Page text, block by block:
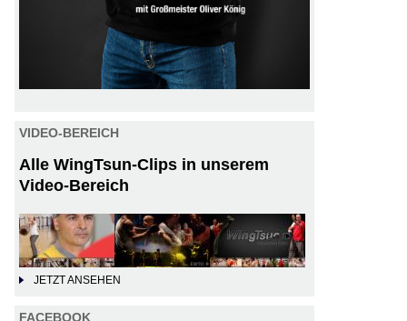
VIDEO-BEREICH
Alle WingTsun-Clips in unserem
Video-Bereich
JETZT ANSEHEN
FACEBOOK